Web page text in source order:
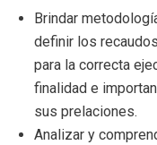
Brindar
definir los
para la correcta
finalidad e
sus prelaciones.
Analizar y